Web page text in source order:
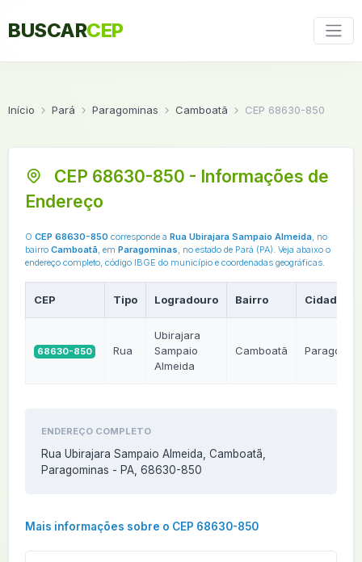
BUSCARCEP
Início Pará Paragominas Camboatã CEP 68630-850
CEP 68630-850 - Informações de
Endereço
O CEP 68630-850 corresponde a Rua Ubirajara Sampaio Almeida, no
bairro Camboatã, em Paragominas, no estado de Pará (PA). Veja abaixo o
endereço completo, código IBGE do município e coordenadas geográficas.
CEP Tipo Logradouro Bairro Cidade
68630-850 Rua
Ubirajara
Sampaio
Almeida
Camboatã
ENDEREÇO COMPLETO
Rua Ubirajara Sampaio Almeida, Camboatã,
Paragominas - PA, 68630-850
Mais informações sobre o CEP 68630-850